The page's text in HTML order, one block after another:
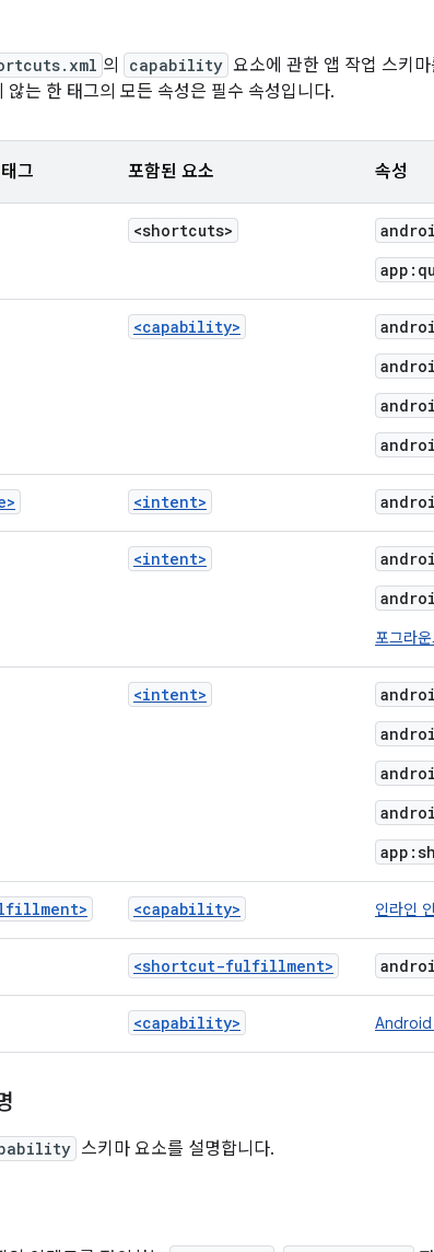
의 capability 요소에 관한 앱 작업 스키
않는 한 태그의 모든 속성은 필수 속성입니다.
그 포함된 요소 속성
<shortcuts>
<capability>
<intent>
<intent>
포그라
<intent>
<capability> 인라인
<shortcut-fulfillment>
<capability>
스키마 요소를 설명합니다.